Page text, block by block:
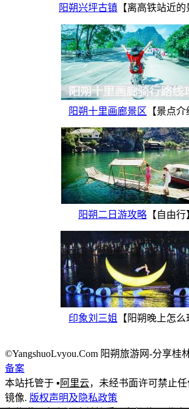
阳朔兴坪古镇 【离高铁站近的
阳朔十里画廊景区 【景点介
阳朔二日游攻略 【自由行
印象刘三姐 【阳朔晚上怎么
©YangshuoLvyou.Com 阳朔旅游网-分享桂
备案
本站托管于 ▪ 阿里云，未经书面许可禁止
镜像. 版权声明及隐私政策